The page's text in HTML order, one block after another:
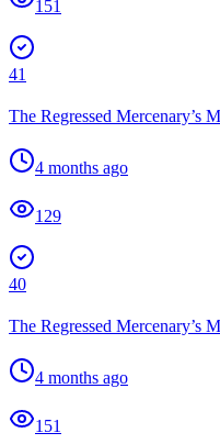
151
41
The Regressed Mercenary’s
4 months ago
129
40
The Regressed Mercenary’s
4 months ago
151